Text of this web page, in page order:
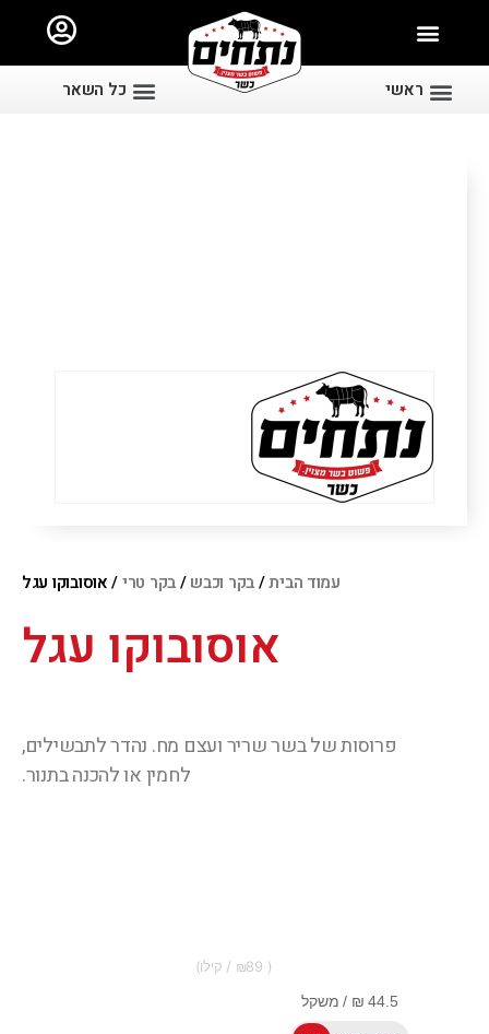
ראשי כל השאר
עמוד הבית/בקר וכבש/בקר טרי/ אוסובוקו עגל
אוסובוקו עגל
פרוסות של בשר שריר ועצם מח. נהדר לתבשילים,
לחמין או להכנה בתנור.
89